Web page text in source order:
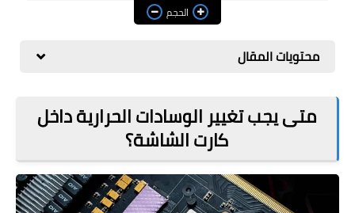
الربح من الانترنت
ذكاء اصطناعي
الحجم
محتويات المقال
متى يجب تغيير الوسادات الحرارية داخل
كارت الشاشة؟